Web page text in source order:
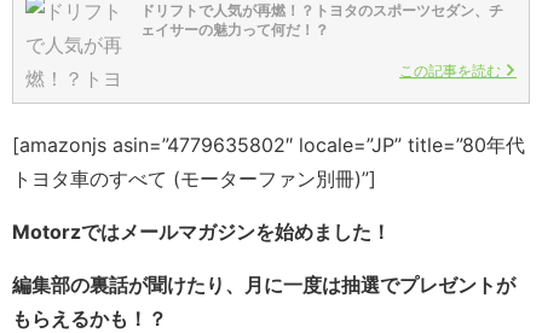
ドリフトで人気が再燃！？トヨタのスポーツセダン、チ
ェイサーの魅力って何だ！？
この記事を読む
[amazonjs asin=”4779635802″ locale=”JP” title=”80年代
トヨタ車のすべて (モーターファン別冊)”]
Motorzではメールマガジンを始めました！
編集部の裏話が聞けたり、月に一度は抽選でプレゼントが
もらえるかも！？